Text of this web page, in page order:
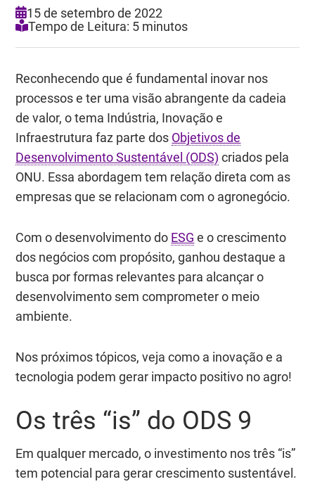
15 de setembro de 2022
Tempo de Leitura: 5 minutos
Reconhecendo que é fundamental inovar nos
processos e ter uma visão abrangente da cadeia
de valor, o tema Indústria, Inovação e
Infraestrutura faz parte dos Objetivos de
Desenvolvimento Sustentável (ODS) criados pela
ONU. Essa abordagem tem relação direta com as
empresas que se relacionam com o agronegócio.
Com o desenvolvimento do ESG e o crescimento
dos negócios com propósito, ganhou destaque a
busca por formas relevantes para alcançar o
desenvolvimento sem comprometer o meio
ambiente.
Nos próximos tópicos, veja como a inovação e a
tecnologia podem gerar impacto positivo no agro!
Os três “is” do ODS 9
Em qualquer mercado, o investimento nos três “is”
tem potencial para gerar crescimento sustentável.